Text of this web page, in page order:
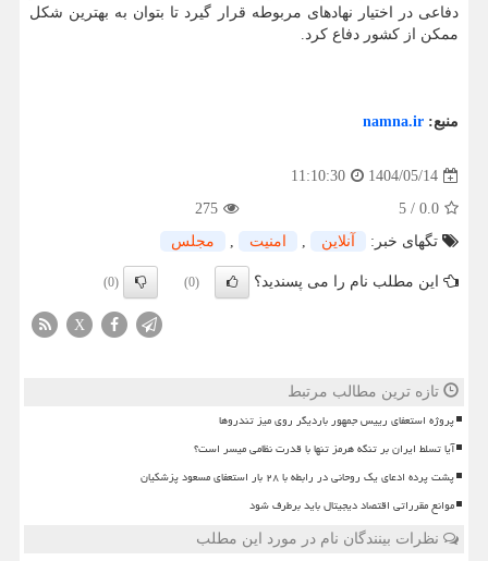
دفاعی در اختیار نهادهای مربوطه قرار گیرد تا بتوان به بهترین شکل
ممکن از کشور دفاع کرد.
منبع: namna.ir
1404/05/14
11:10:30
0.0
/
5
275
تگهای خبر:
آنلاین , امنیت , مجلس
این مطلب نام را می پسندید؟ (0)
(0)
X
تازه ترین مطالب مرتبط
پروژه استعفای رییس جمهور باردیگر روی میز تندروها
آیا تسلط ایران بر تنگه هرمز تنها با قدرت نظامی میسر است؟
پشت پرده ادعای یک روحانی در رابطه با ۲۸ بار استعفای مسعود پزشکیان
موانع مقرراتی اقتصاد دیجیتال باید برطرف شود
نظرات بینندگان نام در مورد این مطلب